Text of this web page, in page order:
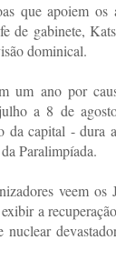
que apoiem os
de gabinete,
dominical.
um ano por
a 8 de
da capital - dura
Paralimpíada.
veem os
a
nuclear